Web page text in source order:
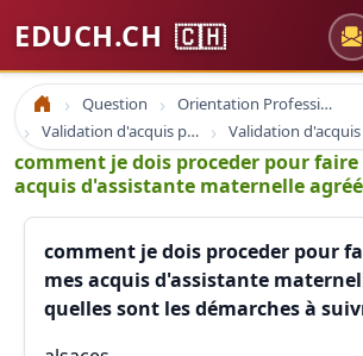
EDUCH.CH 🇨🇭
Accueil Question
Orientation Professionnelle
Validation d'acquis professionnel
comment je dois proceder pour
acquis d'assistante maternelle
comment je dois proceder pour
mes acquis d'assistante
quelles sont les démarches à